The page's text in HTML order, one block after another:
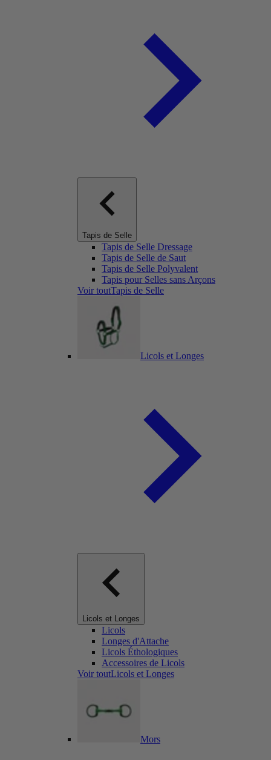
Tapis de Selle
Tapis de Selle Dressage
Tapis de Selle de Saut
Tapis de Selle Polyvalent
Tapis pour Selles sans Arçons
Voir toutTapis de Selle
Licols et Longes
Licols et Longes
Licols
Longes d'Attache
Licols Éthologiques
Accessoires de Licols
Voir toutLicols et Longes
Mors